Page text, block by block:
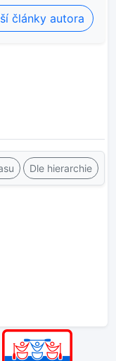
články autora
Dle hierarchie